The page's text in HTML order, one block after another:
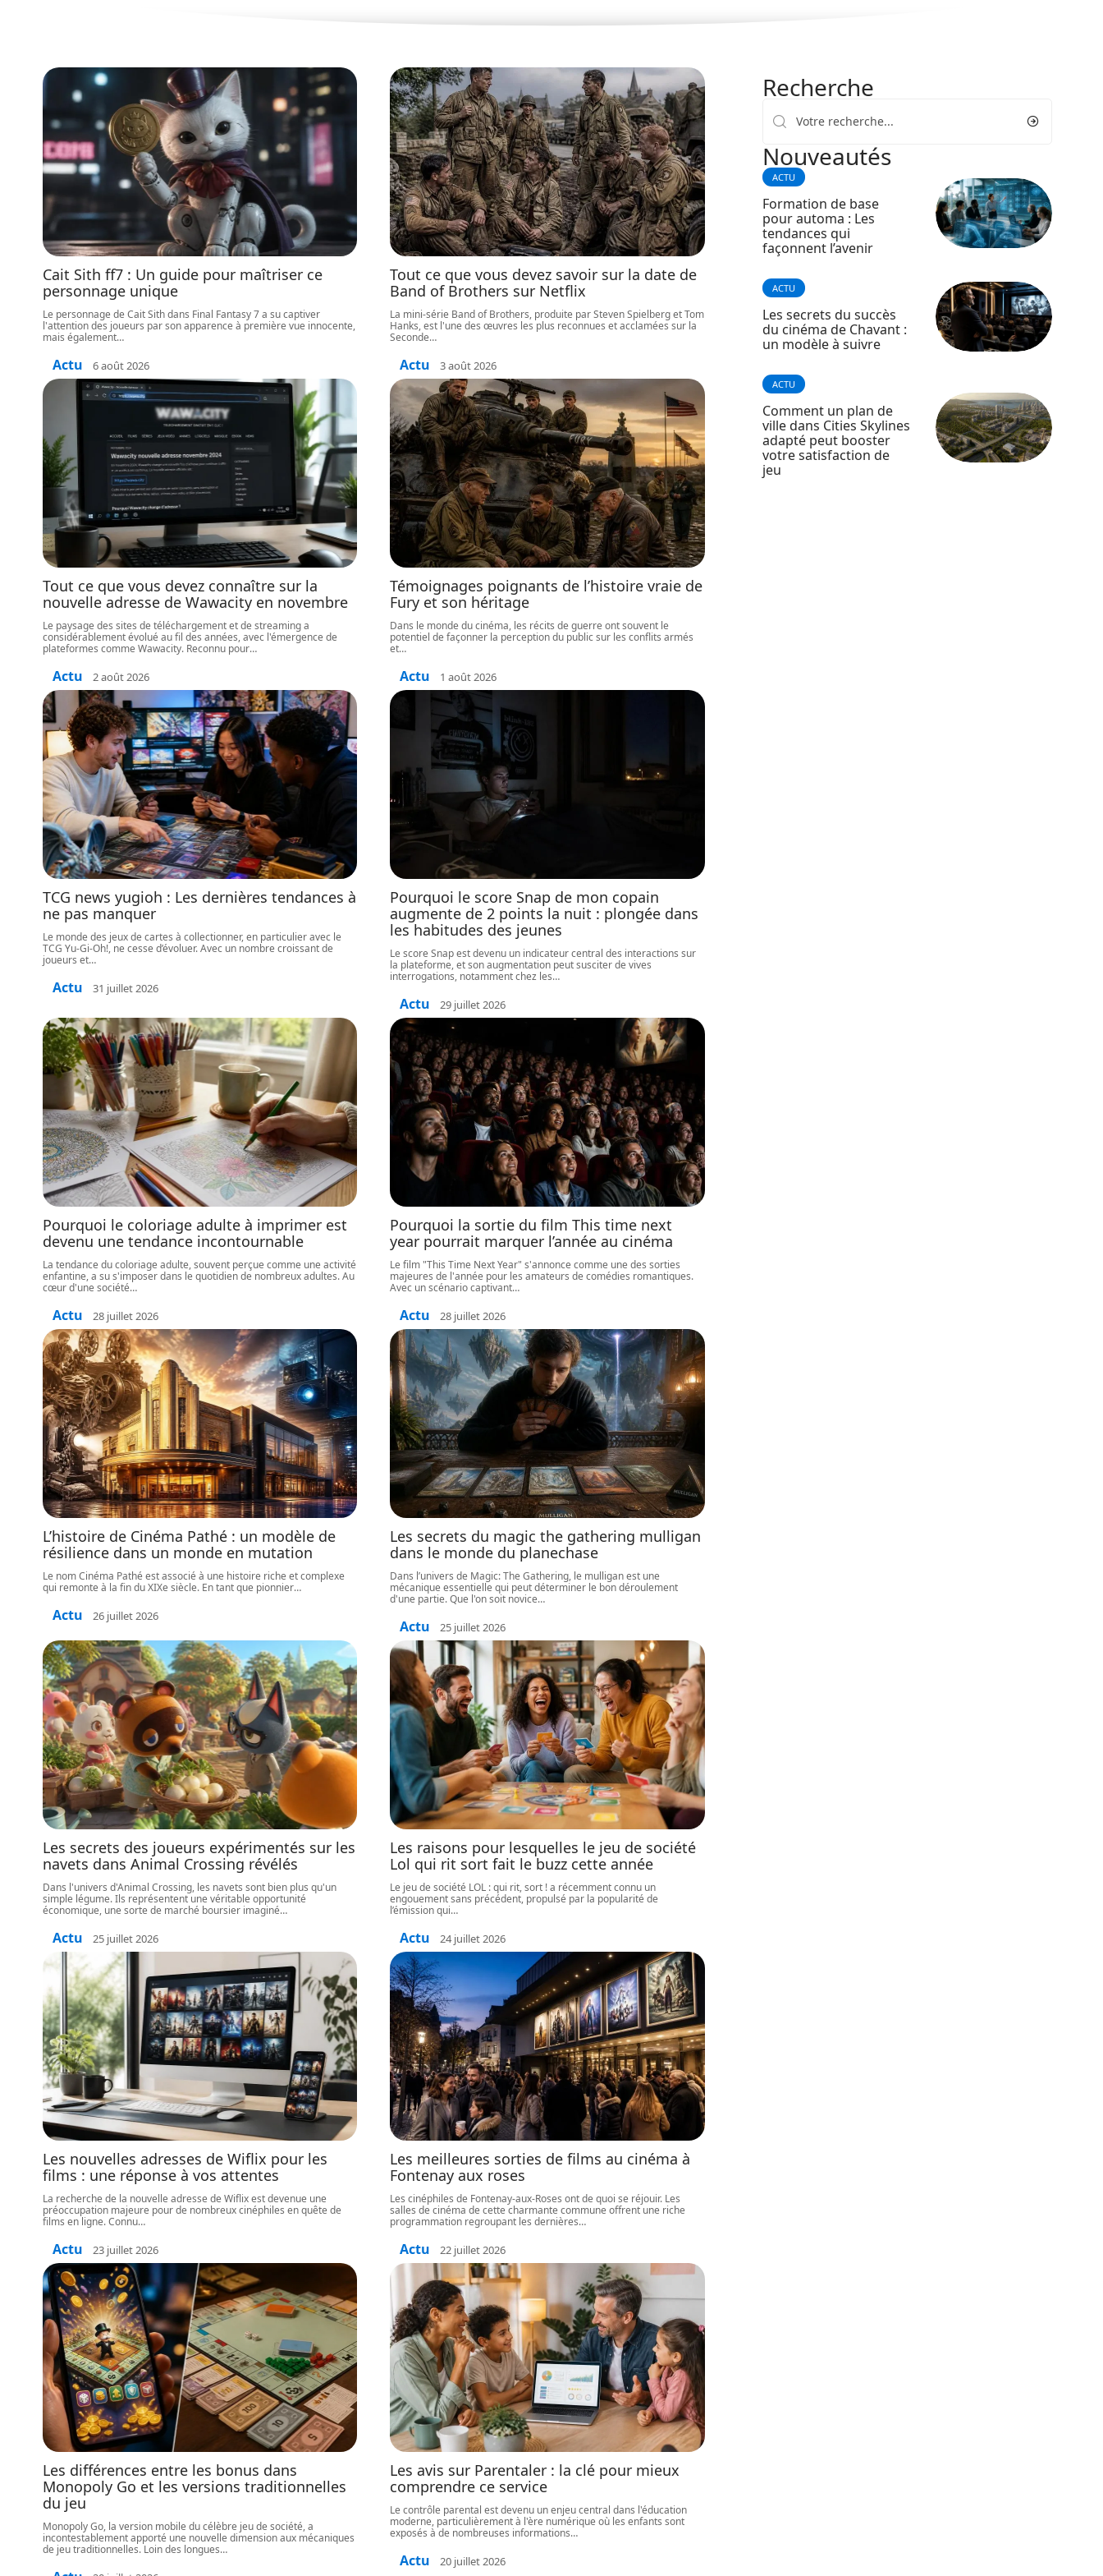
Cait Sith ff7 : Un guide pour maîtriser ce
personnage unique
Le personnage de Cait Sith dans Final Fantasy 7 a su captiver
l'attention des joueurs par son apparence à première vue innocente,
mais également…
Actu 6 août 2026
Tout ce que vous devez savoir sur la date de
Band of Brothers sur Netflix
La mini-série Band of Brothers, produite par Steven Spielberg et Tom
Hanks, est l'une des œuvres les plus reconnues et acclamées sur la
Seconde…
Actu 3 août 2026
Tout ce que vous devez connaître sur la
nouvelle adresse de Wawacity en novembre
Le paysage des sites de téléchargement et de streaming a
considérablement évolué au fil des années, avec l'émergence de
plateformes comme Wawacity. Reconnu pour…
Actu 2 août 2026
Témoignages poignants de l’histoire vraie de
Fury et son héritage
Dans le monde du cinéma, les récits de guerre ont souvent le
potentiel de façonner la perception du public sur les conflits armés
et…
Actu 1 août 2026
TCG news yugioh : Les dernières tendances à
ne pas manquer
Le monde des jeux de cartes à collectionner, en particulier avec le
TCG Yu-Gi-Oh!, ne cesse d’évoluer. Avec un nombre croissant de
joueurs et…
Actu 31 juillet 2026
Pourquoi le score Snap de mon copain
augmente de 2 points la nuit : plongée dans
les habitudes des jeunes
Le score Snap est devenu un indicateur central des interactions sur
la plateforme, et son augmentation peut susciter de vives
interrogations, notamment chez les…
Actu 29 juillet 2026
Pourquoi le coloriage adulte à imprimer est
devenu une tendance incontournable
La tendance du coloriage adulte, souvent perçue comme une activité
enfantine, a su s'imposer dans le quotidien de nombreux adultes. Au
cœur d'une société…
Actu 28 juillet 2026
Pourquoi la sortie du film This time next
year pourrait marquer l’année au cinéma
Le film "This Time Next Year" s'annonce comme une des sorties
majeures de l'année pour les amateurs de comédies romantiques.
Avec un scénario captivant…
Actu 28 juillet 2026
L’histoire de Cinéma Pathé : un modèle de
résilience dans un monde en mutation
Le nom Cinéma Pathé est associé à une histoire riche et complexe
qui remonte à la fin du XIXe siècle. En tant que pionnier…
Actu 26 juillet 2026
Les secrets du magic the gathering mulligan
dans le monde du planechase
Dans l’univers de Magic: The Gathering, le mulligan est une
mécanique essentielle qui peut déterminer le bon déroulement
d'une partie. Que l'on soit novice…
Actu 25 juillet 2026
Les secrets des joueurs expérimentés sur les
navets dans Animal Crossing révélés
Dans l'univers d'Animal Crossing, les navets sont bien plus qu'un
simple légume. Ils représentent une véritable opportunité
économique, une sorte de marché boursier imaginé…
Actu 25 juillet 2026
Les raisons pour lesquelles le jeu de société
Lol qui rit sort fait le buzz cette année
Le jeu de société LOL : qui rit, sort ! a récemment connu un
engouement sans précédent, propulsé par la popularité de
l’émission qui…
Actu 24 juillet 2026
Les nouvelles adresses de Wiflix pour les
films : une réponse à vos attentes
La recherche de la nouvelle adresse de Wiflix est devenue une
préoccupation majeure pour de nombreux cinéphiles en quête de
films en ligne. Connu…
Actu 23 juillet 2026
Les meilleures sorties de films au cinéma à
Fontenay aux roses
Les cinéphiles de Fontenay-aux-Roses ont de quoi se réjouir. Les
salles de cinéma de cette charmante commune offrent une riche
programmation regroupant les dernières…
Actu 22 juillet 2026
Les différences entre les bonus dans
Monopoly Go et les versions traditionnelles
du jeu
Monopoly Go, la version mobile du célèbre jeu de société, a
incontestablement apporté une nouvelle dimension aux mécaniques
de jeu traditionnelles. Loin des longues…
Les avis sur Parentaler : la clé pour mieux
comprendre ce service
Le contrôle parental est devenu un enjeu central dans l'éducation
moderne, particulièrement à l'ère numérique où les enfants sont
exposés à de nombreuses informations…
Actu 20 juillet 2026
Recherche
Nouveautés
ACTU
Formation de base
pour automa : Les
tendances qui
façonnent l’avenir
ACTU
Les secrets du succès
du cinéma de Chavant :
un modèle à suivre
ACTU
Comment un plan de
ville dans Cities Skylines
adapté peut booster
votre satisfaction de
jeu